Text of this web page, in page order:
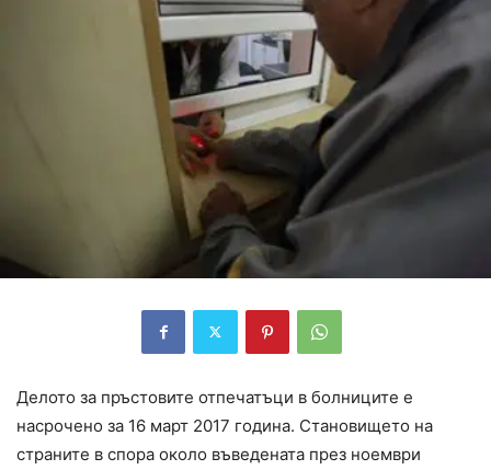
Делото за пръстовите отпечатъци в болниците е
насрочено за 16 март 2017 година. Становището на
страните в спора около въведената през ноември